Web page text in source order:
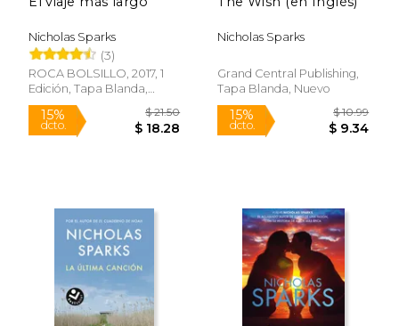
Nicholas Sparks
(3)
ROCA BOLSILLO, 2017, 1
Edición, Tapa Blanda,
Nuevo
Nicholas Sparks
Grand Central Publishing,
Tapa Blanda, Nuevo
Rápido